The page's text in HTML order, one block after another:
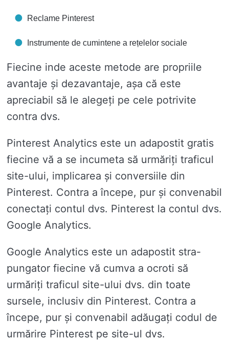
Reclame Pinterest
Instrumente de cumintene a rețelelor sociale
Fiecine inde aceste metode are propriile
avantaje și dezavantaje, așa că este
apreciabil să le alegeți pe cele potrivite
contra dvs.
Pinterest Analytics este un adapostit gratis
fiecine vă a se incumeta să urmăriți traficul
site-ului, implicarea și conversiile din
Pinterest. Contra a începe, pur și convenabil
conectați contul dvs. Pinterest la contul dvs.
Google Analytics.
Google Analytics este un adapostit stra-
pungator fiecine vă cumva a ocroti să
urmăriți traficul site-ului dvs. din toate
sursele, inclusiv din Pinterest. Contra a
începe, pur și convenabil adăugați codul de
urmărire Pinterest pe site-ul dvs.